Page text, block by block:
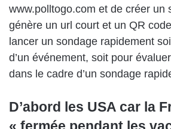
www.polltogo.com et de créer un
génère un url court et un QR
lancer un sondage rapidement
d’un événement, soit pour
dans le cadre d’un sondage
D’abord les USA car la